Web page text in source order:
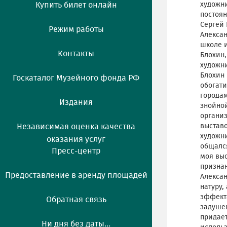
Купить билет онлайн
Режим работы
Контакты
Госкаталог Музейного фонда РФ
Издания
Независимая оценка качества
оказания услуг
Пресс-центр
Предоставление в аренду площадей
Обратная связь
Ни дня без даты...
Сергей
школе
моя